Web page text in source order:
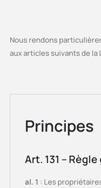
Nous rendons
aux articles suivants de la
Principes
Art. 131 –
al. 1 : Les